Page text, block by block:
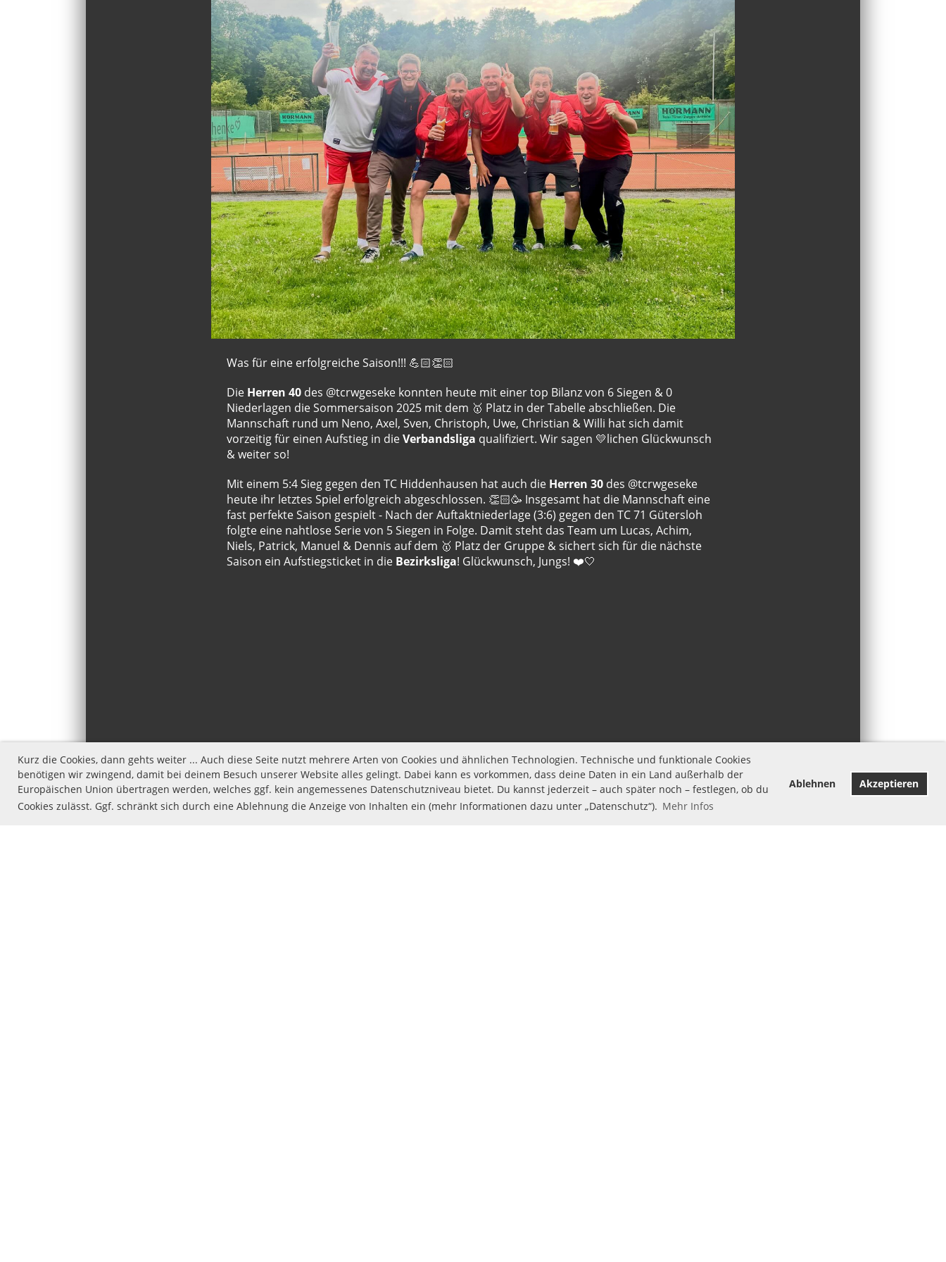
Kurz die Cookies, dann gehts weiter ... Auch diese Seite nutzt mehrere Arten von Cookies und ähnlichen Technologien. Technische und funktionale Cookies
benötigen wir zwingend, damit bei deinem Besuch unserer Website alles gelingt. Dabei kann es vorkommen, dass deine Daten in ein Land außerhalb der
Europäischen Union übertragen werden, welches ggf. kein angemessenes Datenschutzniveau bietet. Du kannst jederzeit – auch später noch – festlegen, ob du
Cookies zulässt. Ggf. schränkt sich durch eine Ablehnung die Anzeige von Inhalten ein (mehr Informationen dazu unter „Datenschutz“). Mehr Infos
Ablehnen Akzeptieren
Was für eine erfolgreiche Saison!!! 💪🏻👏🏻
Die Herren 40des @tcrwgeseke konnten heute mit einer top Bilanz von 6 Siegen & 0
Niederlagen die Sommersaison 2025 mit dem 🥇 Platz in der Tabelle abschließen. Die
Mannschaft rund um Neno, Axel, Sven, Christoph, Uwe, Christian & Willi hat sich damit
vorzeitig für einen Aufstieg in dieVerbandsliga qualifiziert. Wir sagen 💛lichen Glückwunsch
& weiter so!
Mit einem 5:4 Sieg gegen den TC Hiddenhausen hat auch die Herren 30des @tcrwgeseke
heute ihr letztes Spiel erfolgreich abgeschlossen. 👏🏻🥳 Insgesamt hat die Mannschaft eine
fast perfekte Saison gespielt - Nach der Auftaktniederlage (3:6) gegen den TC 71 Gütersloh
folgte eine nahtlose Serie von 5 Siegen in Folge. Damit steht das Team um Lucas, Achim,
Niels, Patrick, Manuel & Dennis auf dem 🥇 Platz der Gruppe & sichert sich für die nächste
Saison ein Aufstiegsticket in die Bezirksliga! Glückwunsch, Jungs! ❤️🤍